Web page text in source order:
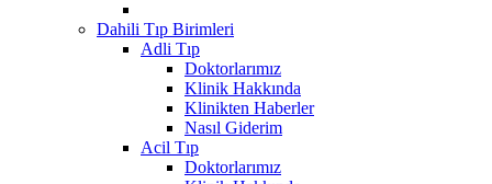
Dahili Tıp Birimleri
Adli Tıp
Doktorlarımız
Klinik Hakkında
Klinikten Haberler
Nasıl Giderim
Acil Tıp
Doktorlarımız